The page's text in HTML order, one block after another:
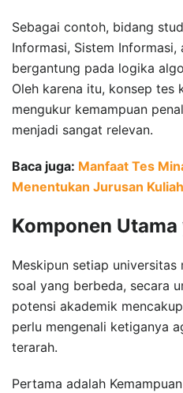
Sebagai contoh, bidang
Informasi, Sistem
bergantung pada logika
Oleh karena itu, konsep tes
mengukur kemampuan
menjadi sangat relevan.
Baca juga: Manfaat Tes
Menentukan Jurusan
Komponen
Meskipun setiap
soal yang berbeda, secara
potensi akademik
perlu mengenali ketiganya
terarah.
Pertama adalah